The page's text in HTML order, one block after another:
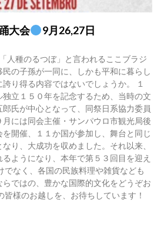
大会 9月26,27日
「人種のるつぼ」と言われるここブラジ
の子孫が一同に、しかも平和に暮らし
り得る内容ではないでしょうか。 １
独立１５０年を記念するため、当時の文
氏が中心となって、同祭日系協力委員
には同会主催・サンパウロ市観光局後
開催、１１か国が参加し、舞台と同じ
り、大成功を収めました。それ以来、
ようになり、本年で第５３回目を迎え
でなく、各国の民族料理や雑貨なども
ではの、豊かな国際的文化をどうぞお
皆様のお越しを、お待ちしています！